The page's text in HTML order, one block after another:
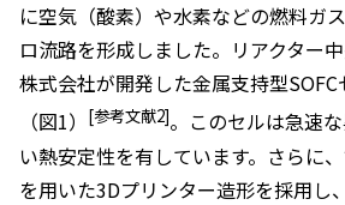
に空気（酸素）や水素などの燃料ガ
ロ流路を形成しました。リアクター
株式会社が開発した金属支持型
（図1）
[参考文献2]。このセルは急速
い熱安定性を有しています。さらに
を用いた3Dプリンター造形を採用し